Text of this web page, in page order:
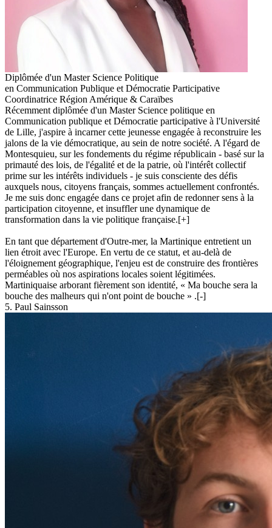
Diplômée d'un Master Science Politique
en Communication Publique et Démocratie Participative
Coordinatrice Région Amérique & Caraïbes
Récemment diplômée d'un Master Science politique en
Communication publique et Démocratie participative à l'Université
de Lille, j'aspire à incarner cette jeunesse engagée à reconstruire les
jalons de la vie démocratique, au sein de notre société. A l'égard de
Montesquieu, sur les fondements du régime républicain - basé sur la
primauté des lois, de l'égalité et de la patrie, où l'intérêt collectif
prime sur les intérêts individuels - je suis consciente des défis
auxquels nous, citoyens français, sommes actuellement confrontés.
Je me suis donc engagée dans ce projet afin de redonner sens à la
participation citoyenne, et insuffler une dynamique de
transformation dans la vie politique française.[+]
En tant que département d'Outre-mer, la Martinique entretient un
lien étroit avec l'Europe. En vertu de ce statut, et au-delà de
l'éloignement géographique, l'enjeu est de construire des frontières
perméables où nos aspirations locales soient légitimées.
Martiniquaise arborant fièrement son identité, « Ma bouche sera la
bouche des malheurs qui n'ont point de bouche » .[-]
5. Paul Sainsson